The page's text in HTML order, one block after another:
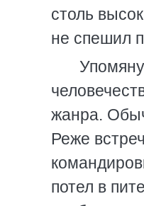
столь
не спешил
жанра.
Реже
потел в